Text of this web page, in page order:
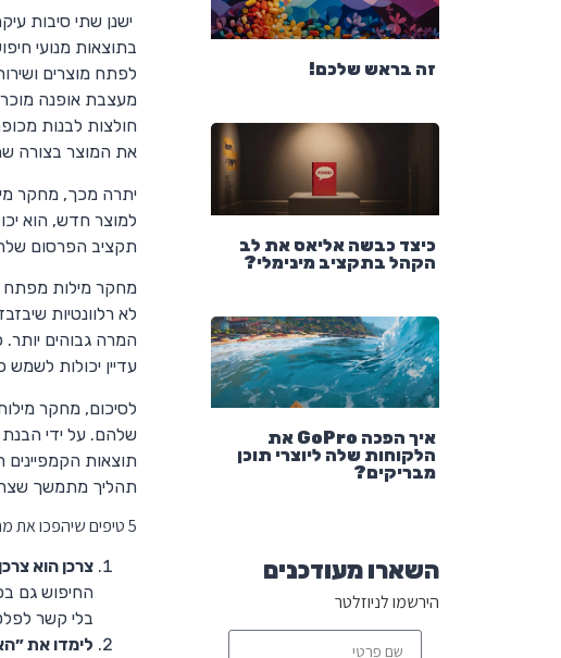
ישנן שתי סיבות
לפתח מוצרים
מעצבת אופנה
חולצות לבנות
את המוצר בצורה
יתרה מכך, מחקר
למוצר חדש, הוא
תקציב הפרסום
מחקר מילות מפתח
לא רלוונטיות
המרה גבוהים יותר.
עדיין יכולות
לסיכום, מחקר
שלהם. על ידי
תוצאות
תהליך מתמשך
5 טיפים שיהפכו את מחקר מילות המפתח שלכם למקצועי יותר:
צרכן הוא
החיפוש גם
בלי קשר
לימדו את
זה בראש שלכם!
כיצד כבשה אליאס את לב
הקהל בתקציב מינימלי?
איך הפכה GoPro את
הלקוחות שלה ליוצרי תוכן
מבריקים?
השארו מעודכנים
הירשמו לניוזלטר